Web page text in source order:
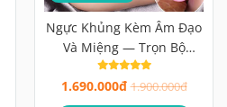
Ngực Khủng Kèm Âm Đạo
Và Miệng — Trọn Bộ
Trong Một Sản Phẩm
1.690.000đ 1.900.000đ